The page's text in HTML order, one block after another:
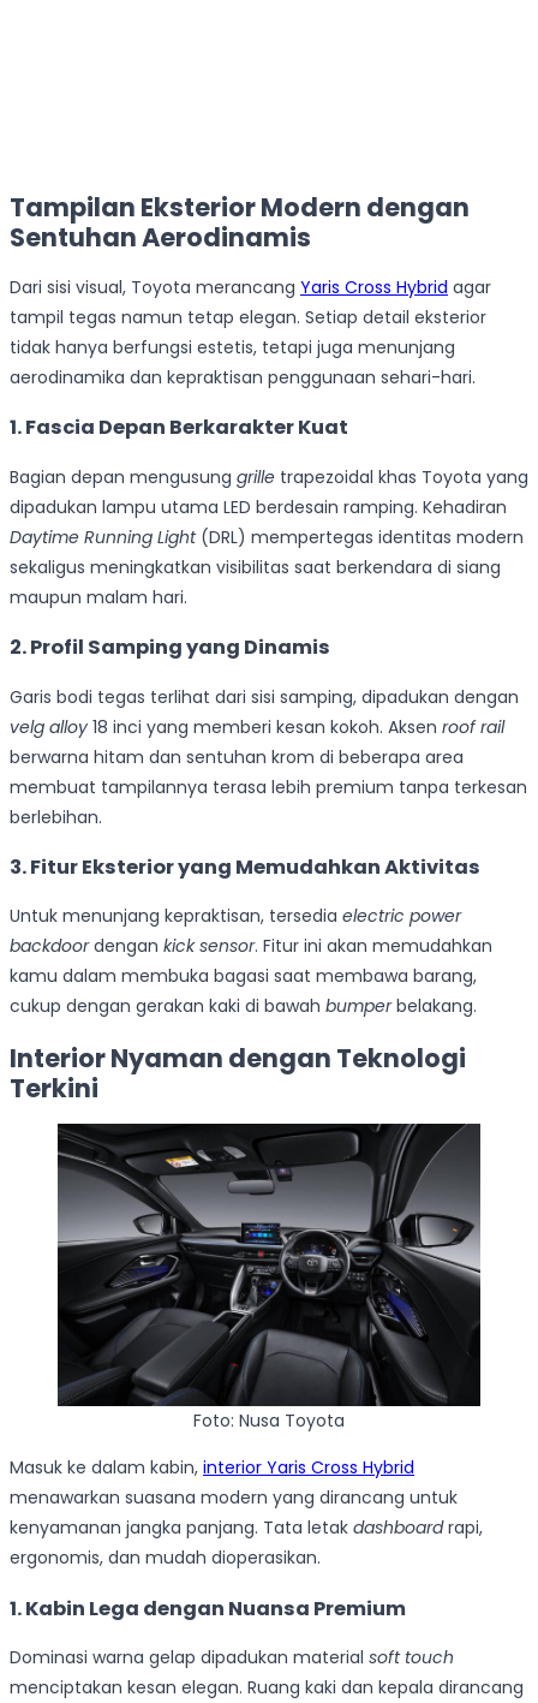
Tampilan Eksterior Modern dengan
Sentuhan Aerodinamis
Dari sisi visual, Toyota merancang Yaris Cross Hybrid agar
tampil tegas namun tetap elegan. Setiap detail eksterior
tidak hanya berfungsi estetis, tetapi juga menunjang
aerodinamika dan kepraktisan penggunaan sehari-hari.
1. Fascia Depan Berkarakter Kuat
Bagian depan mengusung grille trapezoidal khas Toyota yang
dipadukan lampu utama LED berdesain ramping. Kehadiran
Daytime Running Light (DRL) mempertegas identitas modern
sekaligus meningkatkan visibilitas saat berkendara di siang
maupun malam hari.
2.Profil Samping yang Dinamis
Garis bodi tegas terlihat dari sisi samping, dipadukan dengan
velg alloy 18 inci yang memberi kesan kokoh. Aksen roof rail
berwarna hitam dan sentuhan krom di beberapa area
membuat tampilannya terasa lebih premium tanpa terkesan
berlebihan.
3. Fitur Eksterior yang Memudahkan Aktivitas
Untuk menunjang kepraktisan, tersedia electric power
backdoordengan kick sensor. Fitur ini akan memudahkan
kamu dalam membuka bagasi saat membawa barang,
cukup dengan gerakan kaki di bawah bumperbelakang.
Interior Nyaman dengan Teknologi
Terkini
Foto: Nusa Toyota
Masuk ke dalam kabin, interior Yaris Cross Hybrid
menawarkan suasana modern yang dirancang untuk
kenyamanan jangka panjang. Tata letak dashboardrapi,
ergonomis, dan mudah dioperasikan.
1.Kabin Lega dengan Nuansa Premium
Dominasi warna gelap dipadukan material soft touch
menciptakan kesan elegan. Ruang kaki dan kepala dirancang